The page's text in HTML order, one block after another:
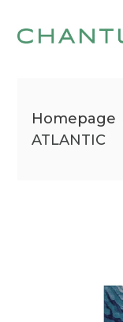
Homepage
ATLANTIC